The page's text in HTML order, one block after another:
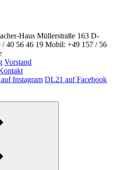
Haus Müllerstraße 163 D-
/ 40 56 46 19 Mobil: +49 157 / 56
Vorstand
Instagram DL21 auf Facebook